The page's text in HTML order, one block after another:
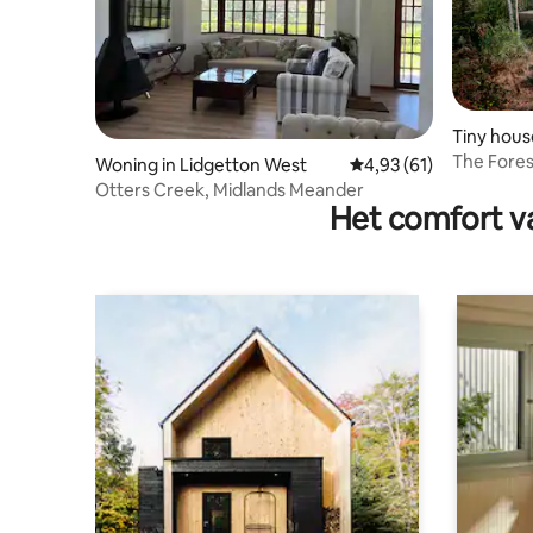
Woning in Lidgetton West Gemiddelde
4,93 (61)
Otters Creek, Midlands Meander
Tiny
u District
The Forest Pod Een
Het comfort